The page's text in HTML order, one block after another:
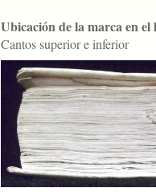
Ubicación de la marca en
Cantos superior e inferior